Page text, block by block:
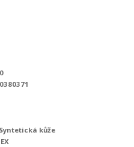
kůže